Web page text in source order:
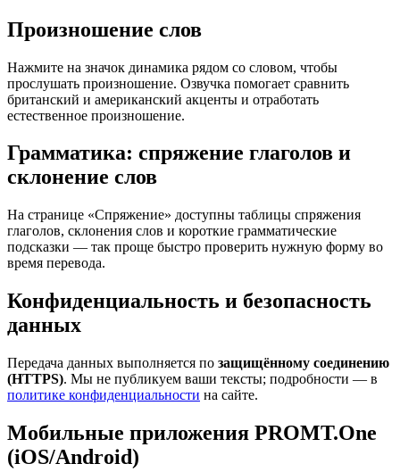
Произношение слов
Нажмите на значок динамика рядом со словом, чтобы
прослушать произношение. Озвучка помогает сравнить
британский и американский акценты и отработать
естественное произношение.
Грамматика: спряжение глаголов и
склонение слов
На странице «Спряжение» доступны таблицы спряжения
глаголов, склонения слов и короткие грамматические
подсказки — так проще быстро проверить нужную форму во
время перевода.
Конфиденциальность и безопасность
данных
Передача данных выполняется по защищённому соединению
(HTTPS). Мы не публикуем ваши тексты; подробности — в
политике конфиденциальности на сайте.
Мобильные приложения PROMT.One
(iOS/Android)